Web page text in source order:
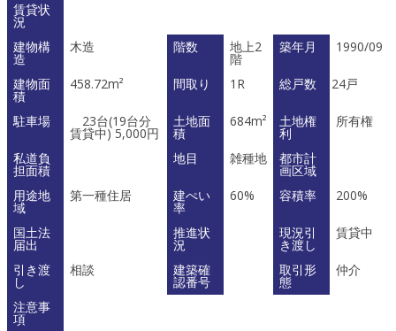
賃貸状
況
建物構
造
木造 階数 地上2
階
築年月 1990/09
建物面
積
458.72m² 間取り 1R 総戸数 24戸
駐車場 23台(19台分
賃貸中) 5,000円
土地面
積
684m² 土地権
利
所有権
私道負
担面積
地目 雑種地 都市計
画区域
用途地
域
第一種住居 建ぺい
率
60% 容積率 200%
国土法
届出
推進状
況
現況引
き渡し
賃貸中
引き渡
し
相談 建築確
認番号
取引形
態
仲介
注意事
項